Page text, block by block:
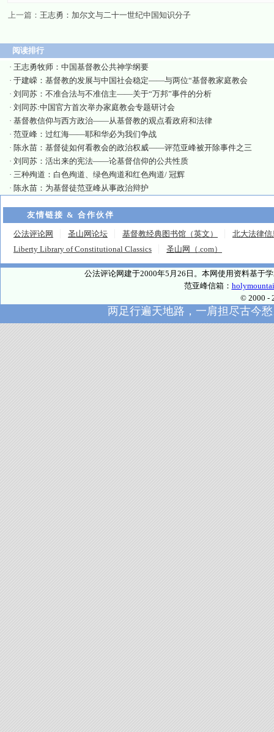
上一篇： 王志勇：加尔文与二十一世纪中国知识分子
阅读排行
· 王志勇牧师：中国基督教公共神学纲要
· 于建嵘：基督教的发展与中国社会稳定——与两位“基督教家庭教会
· 刘同苏：不准合法与不准信主——关于“万邦”事件的分析
· 刘同苏:中国官方首次举办家庭教会专题研讨会
· 基督教信仰与西方政治——从基督教的观点看政府和法律
· 范亚峰：过红海——耶和华必为我们争战
· 陈永苗：基督徒如何看教会的政治权威——评范亚峰被开除事件之三
· 刘同苏：活出来的宪法——论基督信仰的公共性质
· 三种殉道：白色殉道、绿色殉道和红色殉道/ 冠辉
· 陈永苗：为基督徒范亚峰从事政治辩护
友情链接 & 合作伙伴
公法评论网 圣山网论坛 基督教经典图书馆（英文）
北大法律信
Liberty Library of Constitutional Classics
圣山网（.com）
公法评论网建于2000年5月26日。本网使用资料基于
范亚峰信箱：
© 2000 -
两足行遍天地路，一肩担尽古今